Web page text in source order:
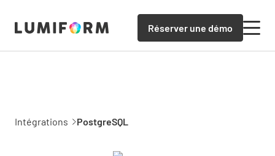
Réserver une démo
Intégrations PostgreSQL